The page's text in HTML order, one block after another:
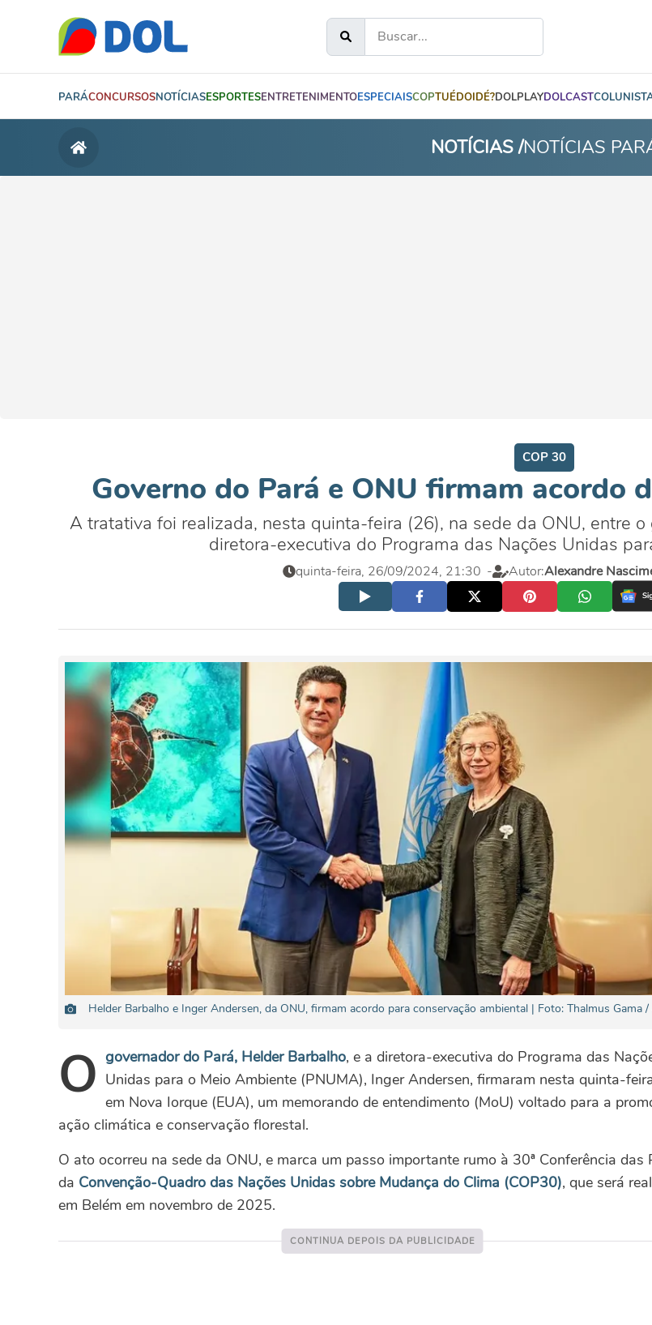
PARÁCONCURSOSNOTÍCIASESPORTESENTRETENIMENTOESPECIAISCOPTUÉDOIDÉ?DOLPLAYDOLCAST
NOTÍCIAS /NOTÍCIAS
COP 30
Governo do Pará e ONU firmam acordo
A tratativa foi realizada, nesta quinta-feira (26), na sede da ONU, entre
diretora-executiva do Programa das Nações Unidas
quinta-feira, 26/09/2024, 21:30 - Autor:Alexandre
Helder Barbalho e Inger Andersen, da ONU, firmam acordo para conservação ambiental | Foto: Thalmus Gama /
Ogovernador do Pará, Helder Barbalho, e a diretora-executiva do Programa das
Unidas para o Meio Ambiente (PNUMA), Inger Andersen, firmaram nesta quinta-
em Nova Iorque (EUA), um memorando de entendimento (MoU) voltado para a
ação climática e conservação florestal.
O ato ocorreu na sede da ONU, e marca um passo importante rumo à 30ª Conferência das
da Convenção-Quadro das Nações Unidas sobre Mudança do Clima (COP30), que será
em Belém em novembro de 2025.